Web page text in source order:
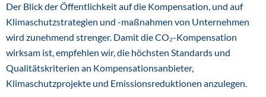
Der Blick der Öffentlichkeit auf die Kompensation, und auf
Klimaschutzstrategien und -maßnahmen von Unternehmen
wird zunehmend strenger. Damit die CO₂-Kompensation
wirksam ist, empfehlen wir, die höchsten Standards und
Qualitätskriterien an Kompensationsanbieter,
Klimaschutzprojekte und Emissionsreduktionen anzulegen.